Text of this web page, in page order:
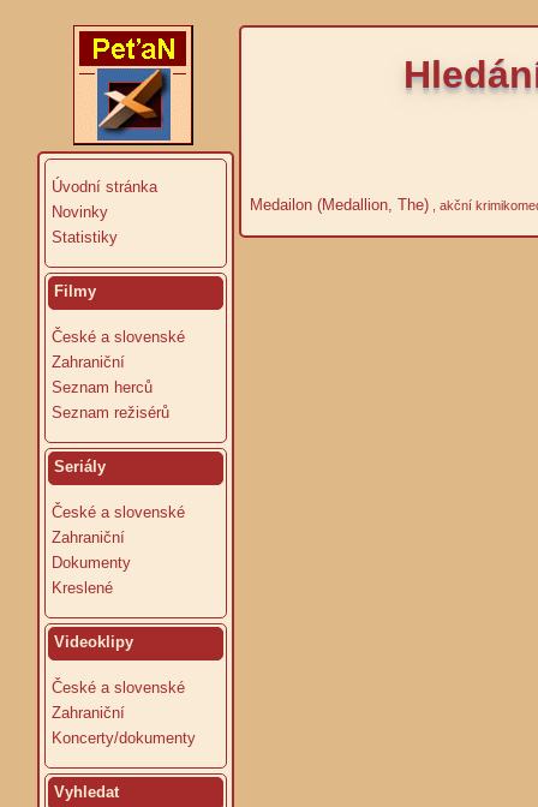
Úvodní stránka
Novinky
Statistiky
Filmy
České a slovenské
Zahraniční
Seznam herců
Seznam režisérů
Seriály
České a slovenské
Zahraniční
Dokumenty
Kreslené
Videoklipy
České a slovenské
Zahraniční
Koncerty/dokumenty
Vyhledat
Medailon (Medallion, The) , akční